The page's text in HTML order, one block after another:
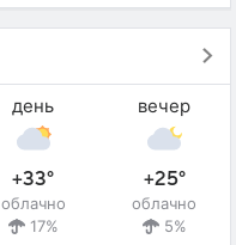
день
+33°
облачно
17%
вечер
+25°
облачно
5%